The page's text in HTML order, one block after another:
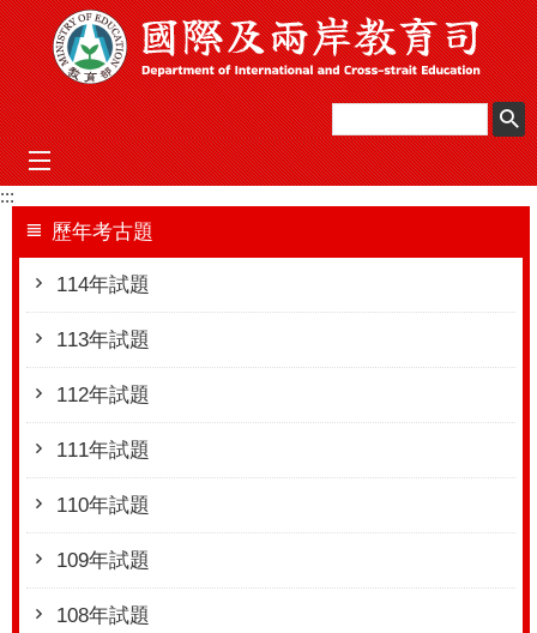
跳到主要內容區塊
mobile_menu
:::
歷年考古題
114年試題
113年試題
112年試題
111年試題
110年試題
109年試題
108年試題